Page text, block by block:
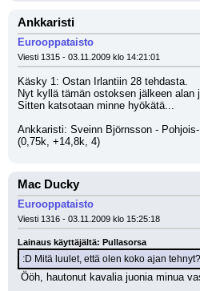
Ankkaristi
Eurooppataisto
Viesti 1315 - 03.11.2009 klo 14:21:01
Käsky 1: Ostan Irlantiin 28 tehdasta.
Nyt kyllä tämän ostoksen jälkeen alan
Sitten katsotaan minne hyökätä...
Ankkaristi: Sveinn Björnsson -
(0,75k, +14,8k, 4)
Mac Ducky
Eurooppataisto
Viesti 1316 - 03.11.2009 klo 15:25:18
Lainaus käyttäjältä: Pullasorsa
:D Mitä luulet, että olen koko ajan tehnyt?
Ööh, hautonut kavalia juonia minua